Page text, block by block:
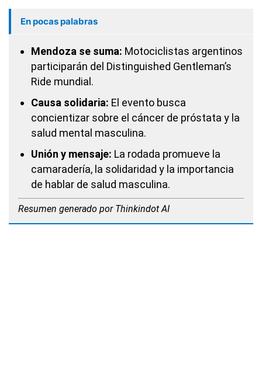
En pocas palabras
Mendoza se suma: Motociclistas argentinos
participarán del Distinguished Gentleman’s
Ride mundial.
Causa solidaria: El evento busca
concientizar sobre el cáncer de próstata y la
salud mental masculina.
Unión y mensaje: La rodada promueve la
camaradería, la solidaridad y la importancia
de hablar de salud masculina.
Resumen generado por Thinkindot AI